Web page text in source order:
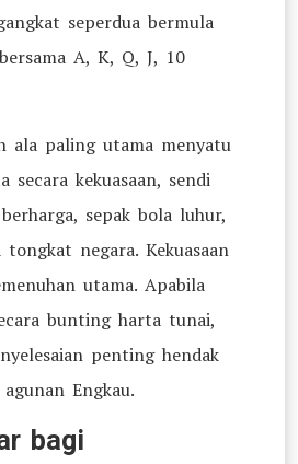
seperdua bermula
A, K, Q, J, 10
ala paling utama menyatu
secara kekuasaan, sendi
sepak bola luhur,
negara. Kekuasaan
utama. Apabila
bunting harta tunai,
penting hendak
Engkau.
bagi